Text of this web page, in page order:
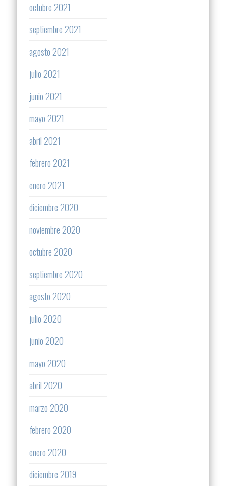
octubre 2021
septiembre 2021
agosto 2021
julio 2021
junio 2021
mayo 2021
abril 2021
febrero 2021
enero 2021
diciembre 2020
noviembre 2020
octubre 2020
septiembre 2020
agosto 2020
julio 2020
junio 2020
mayo 2020
abril 2020
marzo 2020
febrero 2020
enero 2020
diciembre 2019